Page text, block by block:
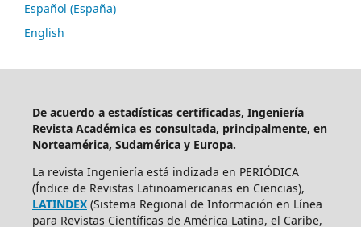
Español (España)
English
De acuerdo a estadísticas certificadas, Ingeniería
Revista Académica es consultada, principalmente, en
Norteamérica, Sudamérica y Europa.
La revista Ingeniería está indizada en PERIÓDICA
(Índice de Revistas Latinoamericanas en Ciencias),
LATINDEX (Sistema Regional de Información en Línea
para Revistas Científicas de América Latina, el Caribe,